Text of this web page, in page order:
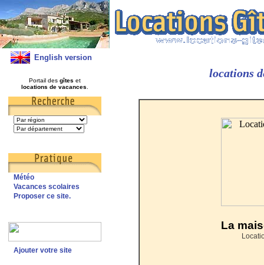
English version
Portail des gîtes et
locations de vacances
Météo
Vacances scolaires
Proposer ce site.
Ajouter votre site
locations
La